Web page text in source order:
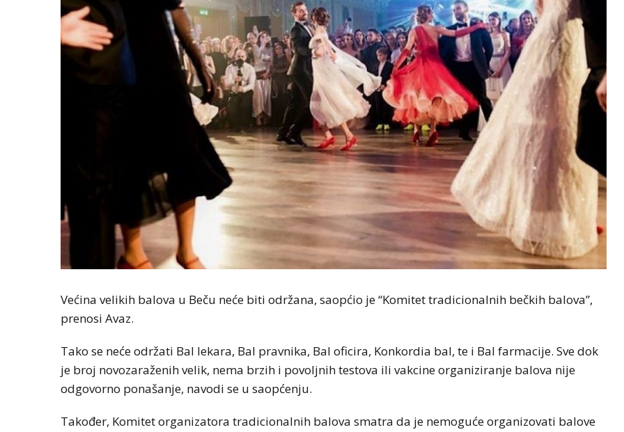
Većina velikih balova u Beču neće biti održana, saopćio je “Komitet tradicionalnih bečkih balova”,
prenosi Avaz.
Tako se neće održati Bal lekara, Bal pravnika, Bal oficira, Konkordia bal, te i Bal farmacije. Sve dok
je broj novozaraženih velik, nema brzih i povoljnih testova ili vakcine organiziranje balova nije
odgovorno ponašanje, navodi se u saopćenju.
Također, Komitet organizatora tradicionalnih balova smatra da je nemoguće organizovati balove